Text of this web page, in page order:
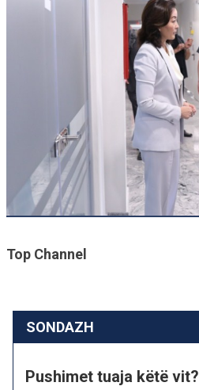
Top Channel
SONDAZH
Pushimet tuaja këtë vit?